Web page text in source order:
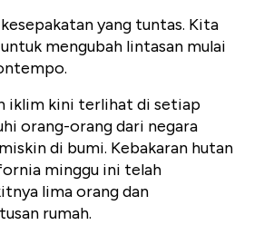
yang tuntas. Kita
mengubah lintasan mulai
iklim kini terlihat di setiap
orang-orang dari negara
di bumi. Kebakaran hutan
minggu ini telah
lima orang dan
rumah.